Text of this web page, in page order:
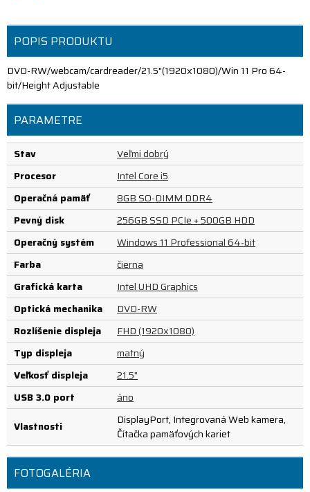
POPIS PRODUKTU
DVD-RW/webcam/cardreader/21.5"(1920x1080)/Win 11 Pro 64-
bit/Height Adjustable
PARAMETRE
Stav
Veľmi dobrý
Procesor
Intel Core i5
Operačná pamäť
8GB SO-DIMM DDR4
Pevný disk
256GB SSD PCIe + 500GB HDD
Operačný systém
Windows 11 Professional 64-bit
Farba
čierna
Grafická karta
Intel UHD Graphics
Optická mechanika
DVD-RW
Rozlíšenie displeja
FHD (1920x1080)
Typ displeja
matný
Veľkosť displeja
21.5"
USB 3.0 port
áno
Vlastnosti
DisplayPort, Integrovaná Web kamera,
Čítačka pamäťových kariet
FOTOGALÉRIA